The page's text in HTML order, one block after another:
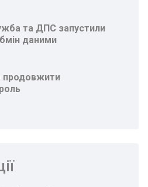
та ДПС запустили
даними
продовжити